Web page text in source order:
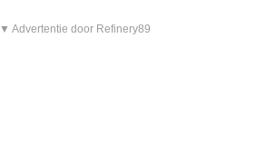
▼ Advertentie door Refinery89